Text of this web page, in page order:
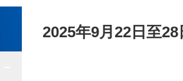
2025年9月22日至